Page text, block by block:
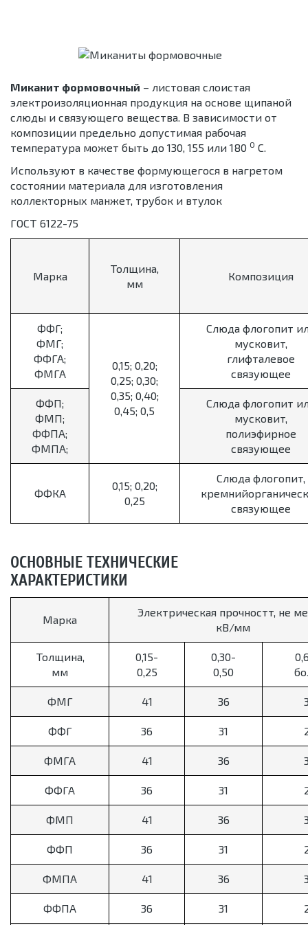
Миканит формовочный – листовая слоистая
электроизоляционная продукция на основе щипаной
слюды и связующего вещества. В зависимости от
композиции предельно допустимая рабочая
температура может быть до 130, 155 или 180 0 С.
Используют в качестве формующегося в нагретом
состоянии материала для изготовления
коллекторных манжет, трубок и втулок
ГОСТ 6122-75
Марка
Толщина,
мм
Композиция
ФФГ;
ФМГ;
ФФГА;
ФМГА
0,15; 0,20;
0,25; 0,30;
0,35; 0,40;
0,45; 0,5
Слюда флогопит
мусковит,
глифталевое
связующее
ФФП;
ФМП;
ФФПА;
ФМПА;
Слюда флогопит
мусковит,
полиэфирное
связующее
ФФКА
0,15; 0,20;
0,25
Слюда флогопит,
связующее
ОСНОВНЫЕ ТЕХНИЧЕСКИЕ
ХАРАКТЕРИСТИКИ
Марка
Электрическая прочностт, не
кВ/мм
Толщина,
мм
0,15-
0,25
0,30-
0,50
ФМГ 41 36
ФФГ 36 31
ФМГА 41 36
ФФГА 36 31
ФМП 41 36
ФФП 36 31
ФМПА 41 36
ФФПА 36 31